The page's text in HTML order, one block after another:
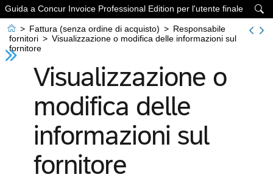

Guida a Concur Invoice Professional Edition per l'utente finale
 > Fattura (senza ordine di acquisto) > Responsabile
fornitori > Visualizzazione o modifica delle informazioni sul
fornitore
Visualizzazione o
modifica delle
informazioni sul
fornitore